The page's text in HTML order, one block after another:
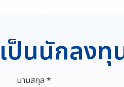
ป็นนักลงทุ
นามสกุล *